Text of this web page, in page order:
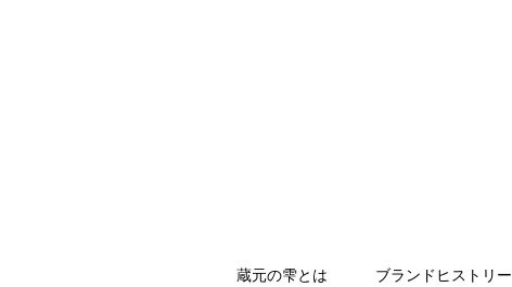
蔵元の雫とは ブランドヒストリー